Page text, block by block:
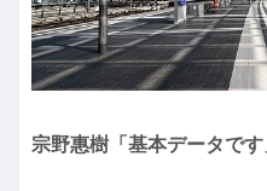
宗野惠樹「基本データで